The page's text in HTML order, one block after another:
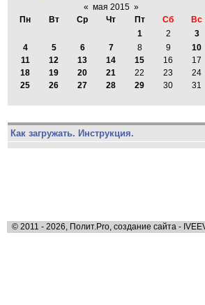
« мая 2015 »
Пн
Вт Ср Чт Пт Сб
Вс
1
2
3
4
5 6 7 8 9
10
11
12 13 14 15 16
17
18
19 20 21 22 23
24
25
26 27 28 29 30 31
Как загружать. Инструкция.
© 2011 - 2026, Полит.Pro, создание сайта -